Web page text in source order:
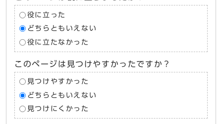
役に立った
どちらともいえない
役に立たなかった
このページは見つけやすかったですか？
見つけやすかった
どちらともいえない
見つけにくかった